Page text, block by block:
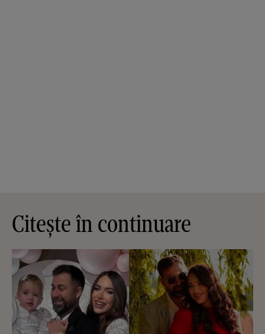
Citește în continuare